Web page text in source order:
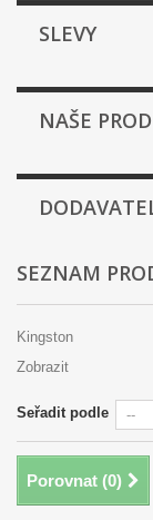
SLEVY
NAŠE
SEZNAM
Kingston
Zobrazit
Seřadit podle
Porovnat (0)